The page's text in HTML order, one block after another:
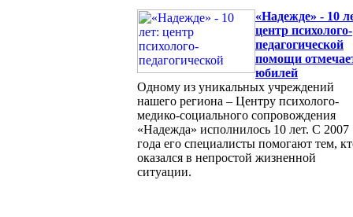
«Надежде» - 10
центр психолого-
педагогической
помощи
юбилей
Одному из уникальных учреждений
нашего региона – Центру психолого-
медико-социального сопровождения
«Надежда» исполнилось 10 лет. С 2007
года его специалисты помогают тем,
оказался в непростой жизненной
ситуации.